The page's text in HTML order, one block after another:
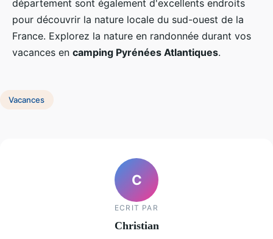
département sont également d'excellents endroits
pour découvrir la nature locale du sud-ouest de la
France. Explorez la nature en randonnée durant vos
vacances en camping Pyrénées Atlantiques.
Vacances
C
ECRIT PAR
Christian